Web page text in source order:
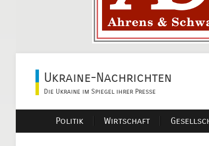
Ukraine-Nachrichten
Die Ukraine im Spiegel ihrer Presse
Politik Wirtschaft